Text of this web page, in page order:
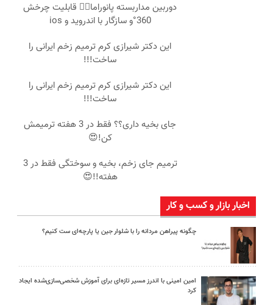
دوربین مداربسته پانوراما👈🏻 قابلیت چرخش
360°و سازگار با اندروید و ios
این دکتر شیرازی کرم ترمیم زخم ایرانی را
ساخت!!!
این دکتر شیرازی کرم ترمیم زخم ایرانی را
ساخت!!!
جای بخیه داری؟؟ فقط در 3 هفته ترمیمش
کن!😍
ترمیم جای زخم، بخیه و سوختگی فقط در 3
هفته!!😍
اخبار بازار و کسب و کار
چگونه پیراهن مردانه را با شلوار جین یا پارچه‌ای ست کنیم؟
امین امینی با اندرز مسیر تازه‌ای برای آموزش شخصی‌سازی‌شده ایجاد
کرد